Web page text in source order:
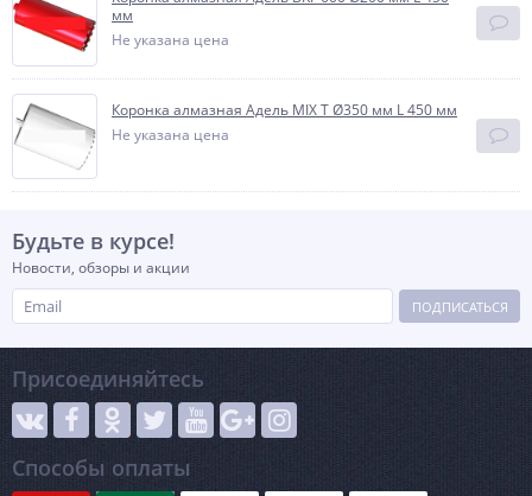
мм
Не указана цена
Коронка алмазная Адель MIX T Ø350 мм L 450 мм
Не указана цена
Будьте в курсе!
Новости, обзоры и акции
ПОДПИСАТЬСЯ
Присоединяйтесь
Способы оплаты